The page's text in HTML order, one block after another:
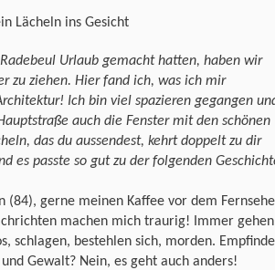
Lächeln ins Gesicht
Urlaub gemacht hatten, haben wir
zu ziehen. Hier fand ich, was ich mir
Ich bin viel spazieren gegangen
auch die Fenster mit den schönen
das du aussendest, kehrt doppelt zu dir
es passte so gut zu der folgenden
(84), gerne meinen Kaffee vor dem
machen mich traurig! Immer gehen
schlagen, bestehlen sich, morden.
Gewalt? Nein, es geht auch anders!